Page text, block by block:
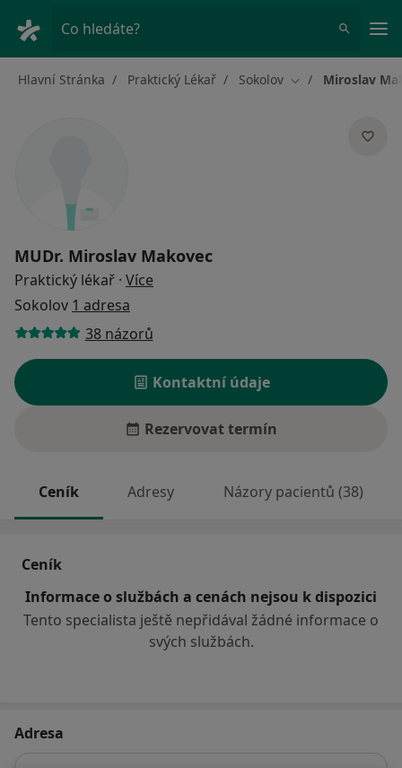
Co hledáte?
Hlavní Stránka Praktický Lékař Sokolov Změna města
Miroslav
MUDr. Miroslav Makovec
Praktický lékař · Více
Sokolov 1 adresa
38 názorů
Kontaktní údaje
Rezervovat termín
Ceník Adresy Názory pacientů (38)
Ceník
Informace o službách a cenách nejsou k dispozici
Tento specialista ještě nepřidával žádné informace o
svých službách.
Adresa